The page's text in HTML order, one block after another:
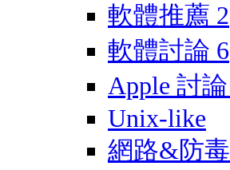
軟體推薦 2
軟體討論 6
Apple 討論
Unix-like
網路&防毒